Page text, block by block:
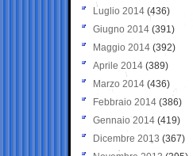
Luglio 2014 (436)
Giugno 2014 (391)
Maggio 2014 (392)
Aprile 2014 (389)
Marzo 2014 (436)
Febbraio 2014 (386)
Gennaio 2014 (419)
Dicembre 2013 (367)